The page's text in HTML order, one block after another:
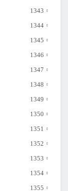
1343
1344
1345
1346
1347
1348
1349
1350
1351
1352
1353
1354
1355